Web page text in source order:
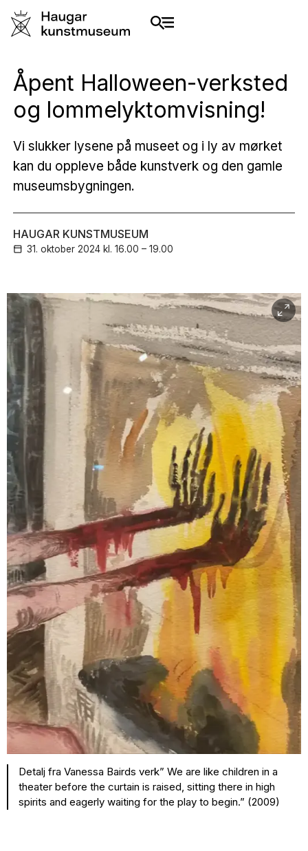
Åpent Halloween-verksted
og lommelyktomvisning!
Vi slukker lysene på museet og i ly av mørket
kan du oppleve både kunstverk og den gamle
museumsbygningen.
HAUGAR KUNSTMUSEUM
31. oktober 2024 kl. 16.00 – 19.00
Detalj fra Vanessa Bairds verk” We are like children in a
theater before the curtain is raised, sitting there in high
spirits and eagerly waiting for the play to begin.” (2009)